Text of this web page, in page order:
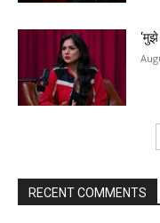
RECENT COMMENTS